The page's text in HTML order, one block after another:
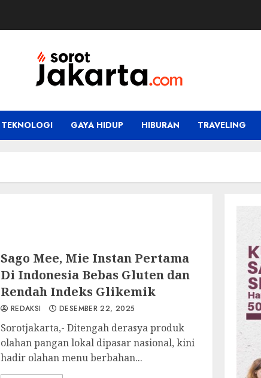
TEKNOLOGI GAYA HIDUP HIBURAN TRAVELING
Sago Mee, Mie Instan Pertama
Di Indonesia Bebas Gluten dan
Rendah Indeks Glikemik
REDAKSI DESEMBER 22, 2025
Sorotjakarta,- Ditengah derasya produk
olahan pangan lokal dipasar nasional, kini
hadir olahan menu berbahan...